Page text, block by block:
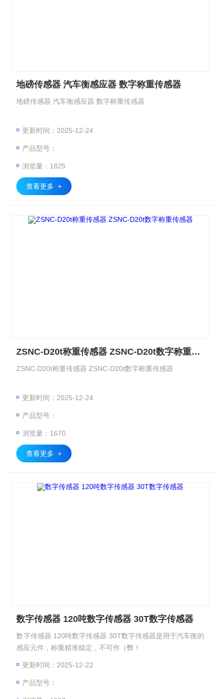
地磅传感器 汽车衡感应器 数字称重传感器
地磅传感器 汽车衡感应器 数字称重传感器
更新时间：2025-12-24
产品型号：
浏览量：1825
查看更多 +
ZSNC-D20t称重传感器 ZSNC-D20t数字称重传感器
ZSNC-D20t称重传感器 ZSNC-D20t数字称重传感器
更新时间：2025-12-24
产品型号：
浏览量：1670
查看更多 +
数字传感器 120吨数字传感器 30T数字传感器
数字传感器 120吨数字传感器 30T数字传感器是用于汽车衡的
感应元件，称重精准稳定，不可作（弊！
更新时间：2025-12-22
产品型号：